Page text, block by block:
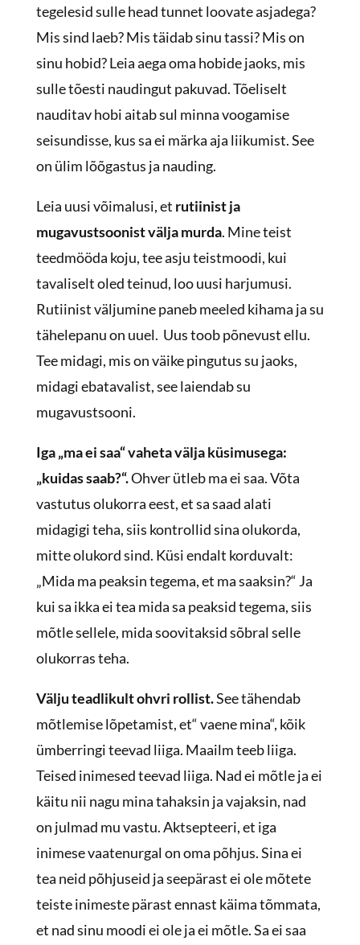
tegelesid sulle head tunnet loovate asjadega?
Mis sind laeb? Mis täidab sinu tassi? Mis on
sinu hobid? Leia aega oma hobide jaoks, mis
sulle tõesti naudingut pakuvad. Tõeliselt
nauditav hobi aitab sul minna voogamise
seisundisse, kus sa ei märka aja liikumist. See
on ülim lõõgastus ja nauding.
Leia uusi võimalusi, et rutiinist ja
mugavustsoonist välja murda. Mine teist
teedmööda koju, tee asju teistmoodi, kui
tavaliselt oled teinud, loo uusi harjumusi.
Rutiinist väljumine paneb meeled kihama ja su
tähelepanu on uuel. Uus toob põnevust ellu.
Tee midagi, mis on väike pingutus su jaoks,
midagi ebatavalist, see laiendab su
mugavustsooni.
Iga „ma ei saa“ vaheta välja küsimusega:
„kuidas saab?“.Ohver ütleb ma ei saa. Võta
vastutus olukorra eest, et sa saad alati
midagigi teha, siis kontrollid sina olukorda,
mitte olukord sind. Küsi endalt korduvalt:
„Mida ma peaksin tegema, et ma saaksin?“ Ja
kui sa ikka ei tea mida sa peaksid tegema, siis
mõtle sellele, mida soovitaksid sõbral selle
olukorras teha.
Välju teadlikult ohvri rollist.See tähendab
mõtlemise lõpetamist, et“ vaene mina“, kõik
ümberringi teevad liiga. Maailm teeb liiga.
Teised inimesed teevad liiga. Nad ei mõtle ja ei
käitu nii nagu mina tahaksin ja vajaksin, nad
on julmad mu vastu. Aktsepteeri, et iga
inimese vaatenurgal on oma põhjus. Sina ei
tea neid põhjuseid ja seepärast ei ole mõtete
teiste inimeste pärast ennast käima tõmmata,
et nad sinu moodi ei ole ja ei mõtle. Sa ei saa